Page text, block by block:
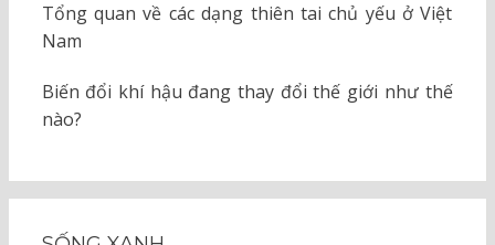
Tổng quan về các dạng thiên tai chủ yếu ở Việt
Nam
Biến đổi khí hậu đang thay đổi thế giới như thế
nào?